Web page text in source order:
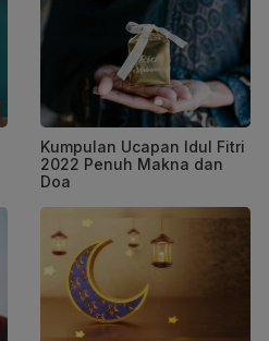
Kumpulan Ucapan Idul Fitri
2022 Penuh Makna dan
Doa